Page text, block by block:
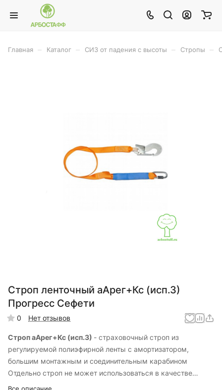
Главная Каталог СИЗ от падения с высоты Стропы
Строп ленточный аАрег+Кс (исп.3)
Прогресс Сефети
0 Нет отзывов
Строп аАрег+Кс (исп.3) - страховочный строп из
регулируемой полиэфирной ленты с амортизатором,
большим монтажным и соединительным карабином
Отдельно строп не может использоваться в качестве
страховки при падении с высоты, только со страховочной